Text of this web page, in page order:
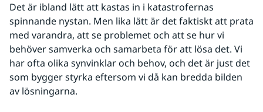
Det är ibland lätt att kastas in i katastrofernas
spinnande nystan. Men lika lätt är det faktiskt att prata
med varandra, att se problemet och att se hur vi
behöver samverka och samarbeta för att lösa det. Vi
har ofta olika synvinklar och behov, och det är just det
som bygger styrka eftersom vi då kan bredda bilden
av lösningarna.